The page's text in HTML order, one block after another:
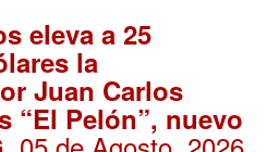
eleva a 25
la
Juan Carlos
“El Pelón”, nuevo